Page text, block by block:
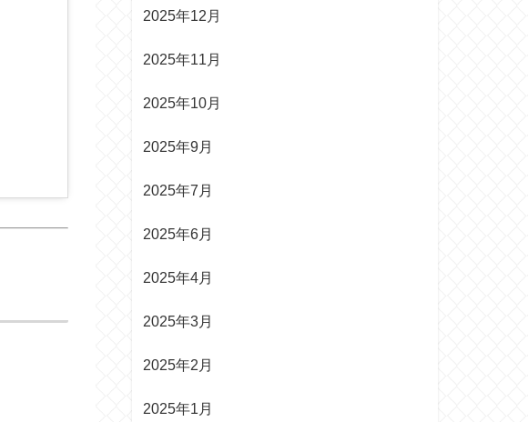
2025年12月
2025年11月
2025年10月
2025年9月
2025年7月
2025年6月
2025年4月
2025年3月
2025年2月
2025年1月